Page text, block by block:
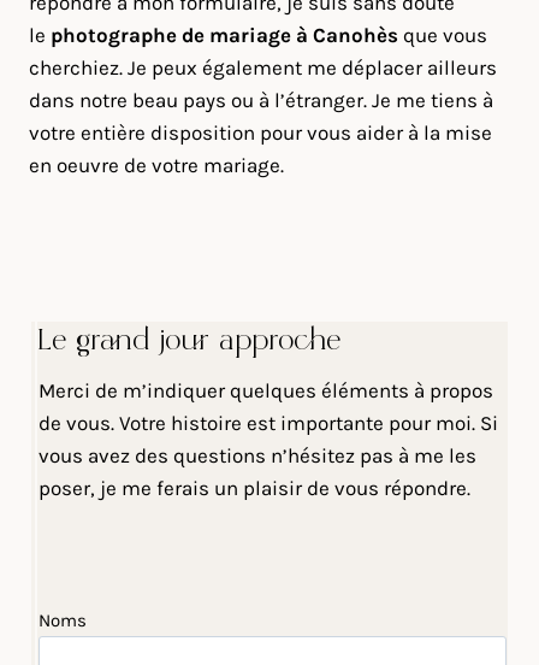
le photographe de mariage à Canohès que vous
cherchiez. Je peux également me déplacer ailleurs
dans notre beau pays ou à l’étranger. Je me tiens à
votre entière disposition pour vous aider à la mise
en oeuvre de votre mariage.
Le grand jour approche
Merci de m’indiquer quelques éléments à propos
de vous. Votre histoire est importante pour moi. Si
vous avez des questions n’hésitez pas à me les
poser, je me ferais un plaisir de vous répondre.
Noms